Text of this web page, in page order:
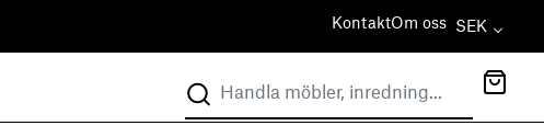
KontaktOm oss SEK